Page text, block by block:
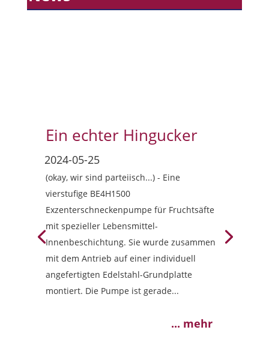
Ein echter Hingucker
(okay, wir sind parteiisch...) - Eine
vierstufige BE4H1500
Exzenterschneckenpumpe für Fruchtsäfte
mit spezieller Lebensmittel-
Innenbeschichtung. Sie wurde zusammen
mit dem Antrieb auf einer individuell
angefertigten Edelstahl-Grundplatte
montiert. Die Pumpe ist gerade...
... mehr